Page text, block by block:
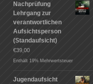
Nachprüfung
Lehrgang zur
verantwortlichen
Aufsichtsperson
(Standaufsicht)
€39,00
Enthält 19% Mehrwertsteuer
Jugendaufsicht